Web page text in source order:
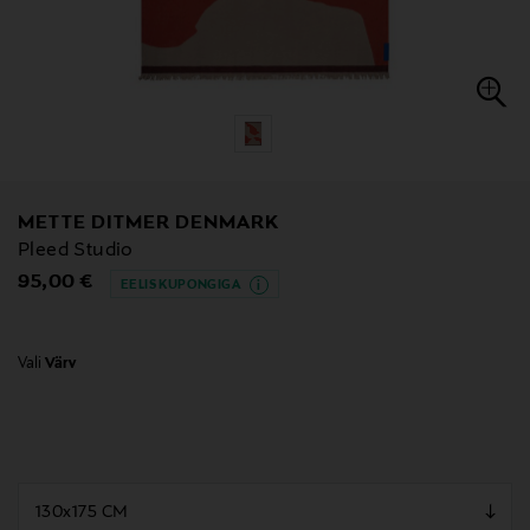
METTE DITMER DENMARK
Pleed Studio
Original Price
95,00 € EELIS KUPONGIGA
Vali Värv